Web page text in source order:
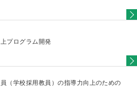
プログラム開発
（学校採用教員）の指導力向上のための